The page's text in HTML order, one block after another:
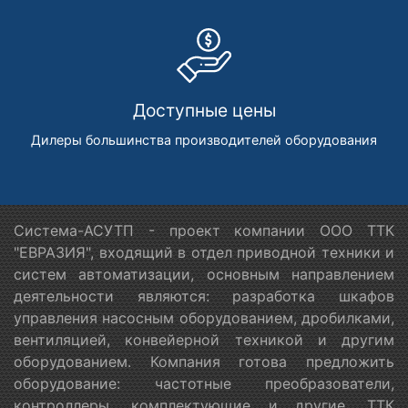
Доступные цены
Дилеры большинства производителей оборудования
Система-АСУТП - проект компании ООО ТТК
"ЕВРАЗИЯ", входящий в отдел приводной техники и
систем автоматизации, основным направлением
деятельности являются: разработка шкафов
управления насосным оборудованием, дробилками,
вентиляцией, конвейерной техникой и другим
оборудованием. Компания готова предложить
оборудование: частотные преобразователи,